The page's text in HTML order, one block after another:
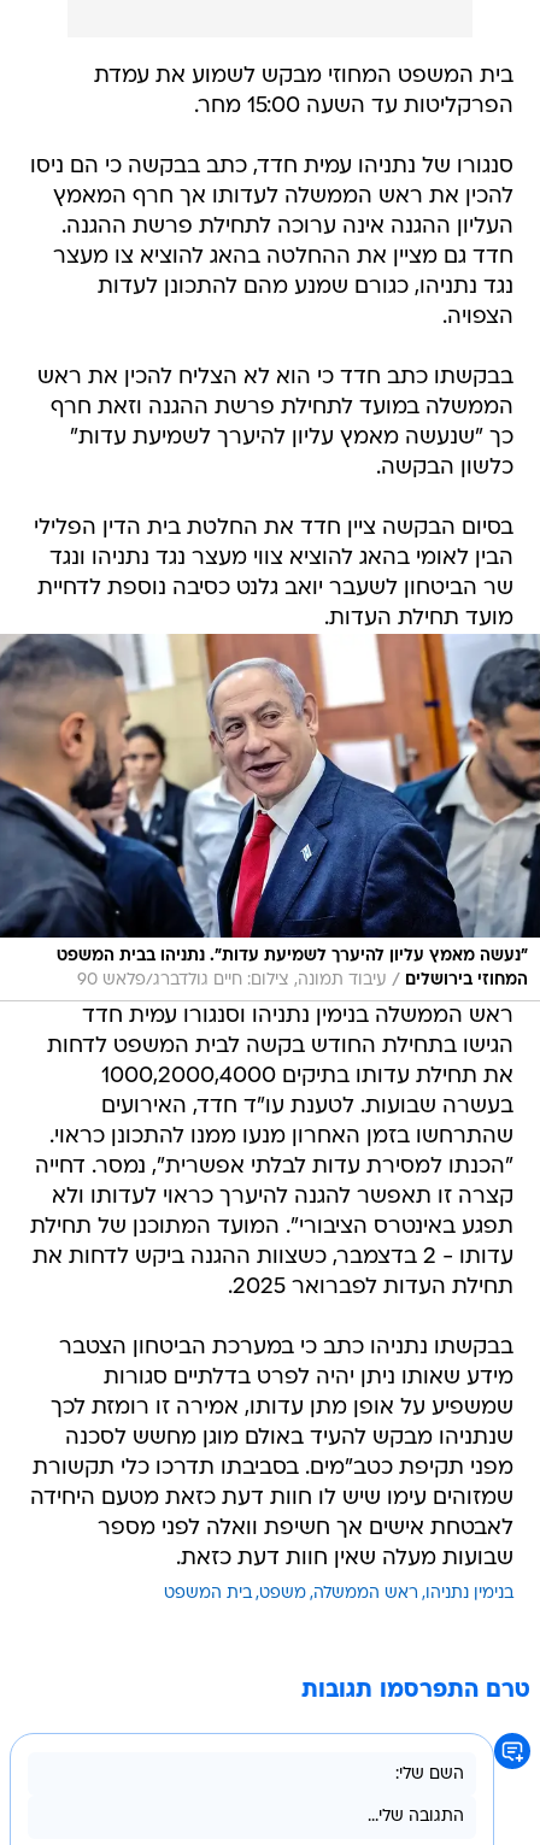
בית המשפט המחוזי מבקש לשמוע את עמדת
הפרקליטות עד השעה 15:00 מחר.
סנגורו של נתניהו עמית חדד, כתב בבקשה כי הם ניסו
להכין את ראש הממשלה לעדותו אך חרף המאמץ
העליון ההגנה אינה ערוכה לתחילת פרשת ההגנה.
חדד גם מציין את ההחלטה בהאג להוציא צו מעצר
נגד נתניהו, כגורם שמנע מהם להתכונן לעדות
הצפויה.
בבקשתו כתב חדד כי הוא לא הצליח להכין את ראש
הממשלה במועד לתחילת פרשת ההגנה וזאת חרף
כך "שנעשה מאמץ עליון להיערך לשמיעת עדות"
כלשון הבקשה.
בסיום הבקשה ציין חדד את החלטת בית הדין הפלילי
הבין לאומי בהאג להוציא צווי מעצר נגד נתניהו ונגד
שר הביטחון לשעבר יואב גלנט כסיבה נוספת לדחיית
מועד תחילת העדות.
"נעשה מאמץ עליון להיערך לשמיעת עדות". נתניהו בבית המשפט
המחוזי בירושלים
/ עיבוד תמונה, צילום: חיים גולדברג/פלאש 90
ראש הממשלה בנימין נתניהו וסנגורו עמית חדד
הגישו בתחילת החודש בקשה לבית המשפט לדחות
את תחילת עדותו בתיקים 1000,2000,4000
בעשרה שבועות. לטענת עו"ד חדד, האירועים
שהתרחשו בזמן האחרון מנעו ממנו להתכונן כראוי.
"הכנתו למסירת עדות לבלתי אפשרית", נמסר. דחייה
קצרה זו תאפשר להגנה להיערך כראוי לעדותו ולא
תפגע באינטרס הציבורי". המועד המתוכנן של תחילת
עדותו - 2 בדצמבר, כשצוות ההגנה ביקש לדחות את
תחילת העדות לפברואר 2025.
בבקשתו נתניהו כתב כי במערכת הביטחון הצטבר
מידע שאותו ניתן יהיה לפרט בדלתיים סגורות
שמשפיע על אופן מתן עדותו, אמירה זו רומזת לכך
שנתניהו מבקש להעיד באולם מוגן מחשש לסכנה
מפני תקיפת כטב"מים. בסביבתו תדרכו כלי תקשורת
שמזוהים עימו שיש לו חוות דעת כזאת מטעם היחידה
לאבטחת אישים אך חשיפת וואלה לפני מספר
שבועות מעלה שאין חוות דעת כזאת.
בנימין נתניהו ראש הממשלה משפט בית המשפט
טרם התפרסמו תגובות